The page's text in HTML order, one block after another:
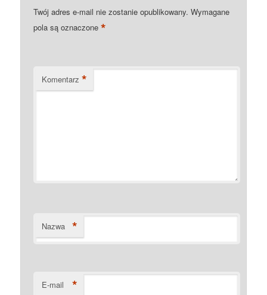
Twój adres e-mail nie zostanie opublikowany. Wymagane
pola są oznaczone*
Komentarz *
Nazwa *
E-mail *